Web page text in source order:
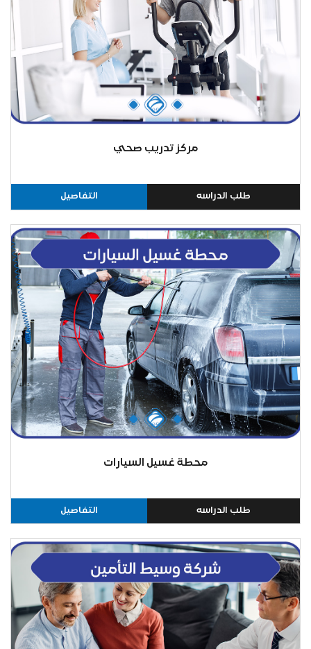
مركز تدريب صحي
طلب الدراسه التفاصيل
محطة غسيل السيارات
طلب الدراسه التفاصيل